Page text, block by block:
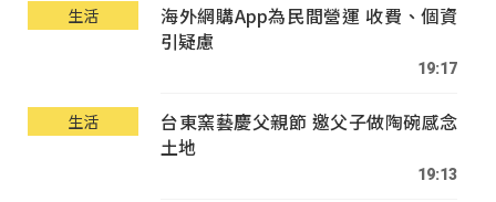
生活
海外網購App為民間營運 收費、個資
引疑慮
19:17
生活
台東窯藝慶父親節 邀父子做陶碗感念
土地
19:13